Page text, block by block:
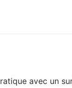
avec un